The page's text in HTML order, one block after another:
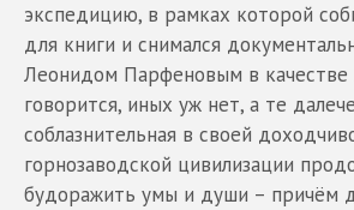
экспедицию, в рамках которой
для книги и снимался
Леонидом Парфеновым в качестве
говорится, иных уж нет, а те
соблазнительная в своей
горнозаводской цивилизации
будоражить умы и души – причём